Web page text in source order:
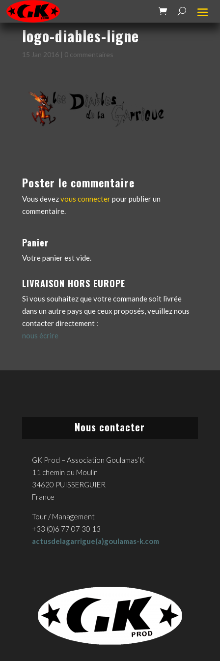
logo-diables-ligne
15 Jan 2016| 0 commentaires
Poster le commentaire
Vous devezvous connecterpour publier un
commentaire.
Panier
Votre panier est vide.
LIVRAISON HORS EUROPE
Si vous souhaitez que votre commande soit livrée
dans un autre pays que ceux proposés, veuillez nous
contacter directement :
nous écrire
Nous contacter
GK Prod – Association Goulamas’K
11 chemin du Moulin
34620 PUISSERGUIER
France
Tour / Management
+33 (0)6 77 07 30 13
actusdelagarrigue(a)goulamas-k.com